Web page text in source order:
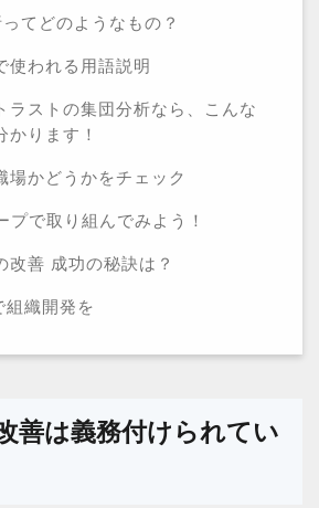
てどのようなもの？
使われる用語説明
ラストの集団分析なら、こんな
かります！
場かどうかをチェック
プで取り組んでみよう！
改善 成功の秘訣は？
組織開発を
善は義務付けられてい